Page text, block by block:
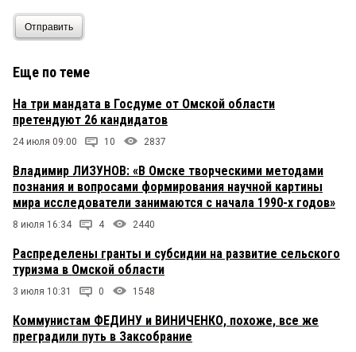
Отправить
Еще по теме
На три мандата в Госдуме от Омской области
претендуют 26 кандидатов
24 июля 09:00 10 2837
Владимир ЛИЗУНОВ: «В Омске творческими методами
познания и вопросами формирования научной картины
мира исследователи занимаются с начала 1990-х годов»
8 июля 16:34 4 2440
Распределены гранты и субсидии на развитие сельского
туризма в Омской области
3 июля 10:31 0 1548
Коммунистам ФЕДИНУ и ВИНИЧЕНКО, похоже, все же
преградили путь в Заксобрание